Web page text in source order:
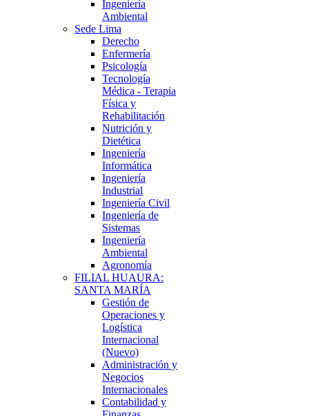
Ingeniería
Ambiental
Sede Lima
Derecho
Enfermería
Psicología
Tecnología
Médica - Terapia
Física y
Rehabilitación
Nutrición y
Dietética
Ingeniería
Informática
Ingeniería
Industrial
Ingeniería Civil
Ingeniería de
Sistemas
Ingeniería
Ambiental
Agronomía
FILIAL HUAURA:
SANTA MARÍA
Gestión de
Operaciones y
Logística
Internacional
(Nuevo)
Administración y
Negocios
Internacionales
Contabilidad y